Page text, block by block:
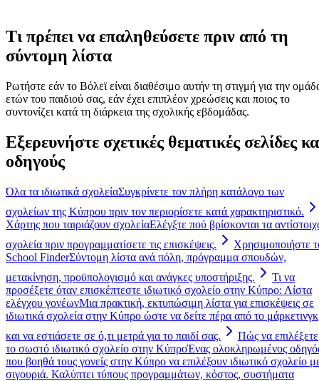
Τι πρέπει να επαληθεύσετε πριν από τη
σύντομη λίστα
Ρωτήστε εάν το Βόλεϊ είναι διαθέσιμο αυτήν τη στιγμή για την
ετών του παιδιού σας, εάν έχει επιπλέον χρεώσεις και ποιος το
συντονίζει κατά τη διάρκεια της σχολικής εβδομάδας.
Εξερευνήστε σχετικές θεματικές σελίδες
οδηγούς
Όλα τα ιδιωτικά σχολείαΣυγκρίνετε τον πλήρη κατάλογο των
σχολείων της Κύπρου πριν τον περιορίσετε κατά χαρακτηριστικό.
Χάρτης που ταιριάζουν σχολείαΕλέγξτε πού βρίσκονται τα
σχολεία πριν προγραμματίσετε τις επισκέψεις.
Χρησιμοποιήστε
School FinderΣύντομη λίστα ανά πόλη, πρόγραμμα σπουδών,
μετακίνηση, προϋπολογισμό και ανάγκες υποστήριξης.
Τι να
προσέξετε όταν επισκέπτεστε ιδιωτικό σχολείο στην Κύπρο: Λίστα
ελέγχου γονέωνΜια πρακτική, εκτυπώσιμη λίστα για επισκέψεις σε
ιδιωτικά σχολεία στην Κύπρο ώστε να δείτε πέρα από το μάρκετινγκ
και να εστιάσετε σε ό,τι μετρά για το παιδί σας.
Πώς να επιλέξετε
το σωστό ιδιωτικό σχολείο στην ΚύπροΈνας ολοκληρωμένος
που βοηθά τους γονείς στην Κύπρο να επιλέξουν ιδιωτικό σχολείο
σιγουριά. Καλύπτει τύπους προγραμμάτων, κόστος, συστήματα